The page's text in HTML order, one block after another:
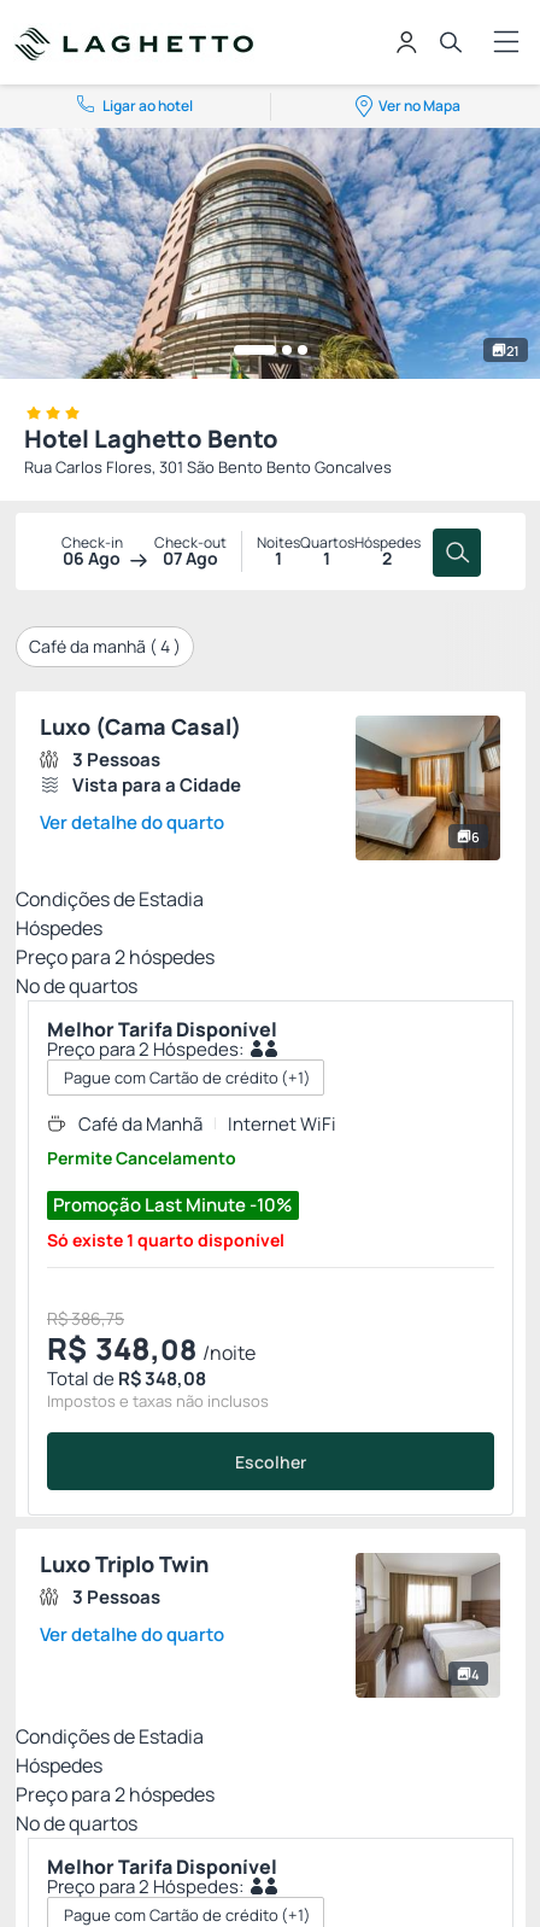
Ligar ao hotel Ver no Mapa
21
Hotel Laghetto Bento
Rua Carlos Flores, 301 São Bento Bento Goncalves
Check-in
06 Ago
Check-out
07 Ago
Noites
1
Quartos
1
Hóspedes
2
Café da manhã ( 4)
6
Luxo (Cama Casal)
3 Pessoas
Vista para a Cidade
Ver detalhe do quarto
Condições de Estadia
Hóspedes
Preço para2hóspedes
Nº de quartos
Melhor Tarifa Disponível
Preço para 2 Hóspedes:
Pague com Cartão de crédito(+1)
Promoção Last Minute -10%
Café da Manhã Internet WiFi
Permite Cancelamento
Só existe 1 quarto disponível
R$ 386,75
R$ 348,08 /noite
Total deR$ 348,08
Impostos e taxas não inclusos
Escolher
4
Luxo Triplo Twin
3 Pessoas
Ver detalhe do quarto
Condições de Estadia
Hóspedes
Preço para2hóspedes
Nº de quartos
Melhor Tarifa Disponível
Preço para 2 Hóspedes:
Pague com Cartão de crédito(+1)